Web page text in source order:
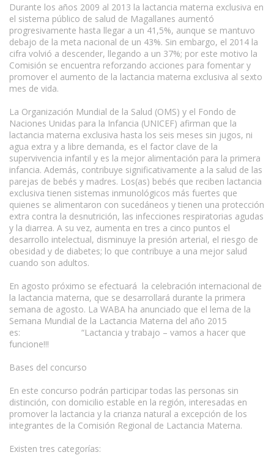
Durante los años 2009 al 2013 la lactancia materna exclusiva en
el sistema público de salud de Magallanes aumentó
progresivamente hasta llegar a un 41,5%, aunque se mantuvo
debajo de la meta nacional de un 43%. Sin embargo, el 2014 la
cifra volvió a descender, llegando a un 37%; por este motivo la
Comisión se encuentra reforzando acciones para fomentar y
promover el aumento de la lactancia materna exclusiva al sexto
mes de vida.
La Organización Mundial de la Salud (OMS) y el Fondo de
Naciones Unidas para la Infancia (UNICEF) afirman que la
lactancia materna exclusiva hasta los seis meses sin jugos, ni
agua extra y a libre demanda, es el factor clave de la
supervivencia infantil y es la mejor alimentación para la primera
infancia. Además, contribuye significativamente a la salud de las
parejas de bebés y madres. Los(as) bebés que reciben lactancia
exclusiva tienen sistemas inmunológicos más fuertes que
quienes se alimentaron con sucedáneos y tienen una protección
extra contra la desnutrición, las infecciones respiratorias agudas
y la diarrea. A su vez, aumenta en tres a cinco puntos el
desarrollo intelectual, disminuye la presión arterial, el riesgo de
obesidad y de diabetes; lo que contribuye a una mejor salud
cuando son adultos.
En agosto próximo se efectuará la celebración internacional de
la lactancia materna, que se desarrollará durante la primera
semana de agosto. La WABA ha anunciado que el lema de la
Semana Mundial de la Lactancia Materna del año 2015
es: “Lactancia y trabajo – vamos a hacer que
funcione!!!
Bases del concurso
En este concurso podrán participar todas las personas sin
distinción, con domicilio estable en la región, interesadas en
promover la lactancia y la crianza natural a excepción de los
integrantes de la Comisión Regional de Lactancia Materna.
Existen tres categorías: